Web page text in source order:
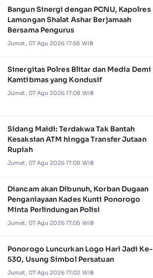
Bangun Sinergi dengan PCNU, Kapolres
Lamongan Shalat Ashar Berjamaah
Bersama Pengurus
Jumat, 07 Agu 2026 17:58 WIB
Sinergitas Polres Blitar dan Media Demi
Kamtibmas yang Kondusif
Jumat, 07 Agu 2026 17:08 WIB
Sidang Maidi: Terdakwa Tak Bantah
Kesaksian ATM hingga Transfer Jutaan
Rupiah
Jumat, 07 Agu 2026 17:08 WIB
Diancam akan Dibunuh, Korban Dugaan
Penganiayaan Kades Kunti Ponorogo
Minta Perlindungan Polisi
Jumat, 07 Agu 2026 17:05 WIB
Ponorogo Luncurkan Logo Hari Jadi Ke-
530, Usung Simbol Persatuan
Jumat, 07 Agu 2026 17:02 WIB